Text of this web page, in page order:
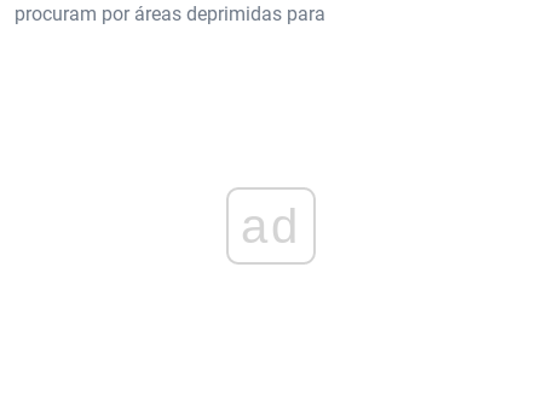
procuram por áreas deprimidas para
ad